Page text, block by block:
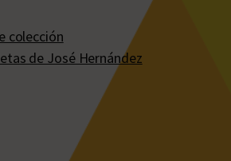
colección
de José Hernández